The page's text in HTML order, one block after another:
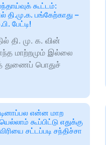
கூட்டம்:
தி.மு.க. பங்கேற்காது –
பேட்டி!
தி. மு. க. வின்
மாற்றமும் இல்லை
துணைப் பொதுச்
என்ன மாற
கூப்பிட்டு எதுக்கு
சட்டப்படி சந்திச்சா